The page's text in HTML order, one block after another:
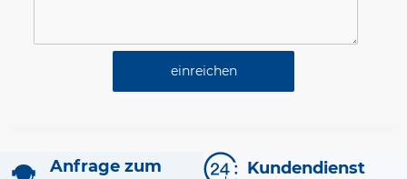
einreichen
Anfrage zum Kundendienst